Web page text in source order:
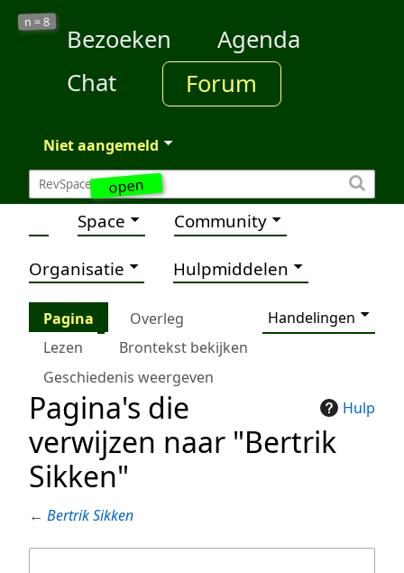
open
n =8
Bezoeken
Agenda
Chat
Forum
Niet aangemeld
Space Community
Organisatie Hulpmiddelen
Pagina Overleg
Handelingen
Lezen
Brontekst bekijken
Geschiedenis weergeven
Hulp
Pagina's die
verwijzen naar "Bertrik
Sikken"
← Bertrik Sikken